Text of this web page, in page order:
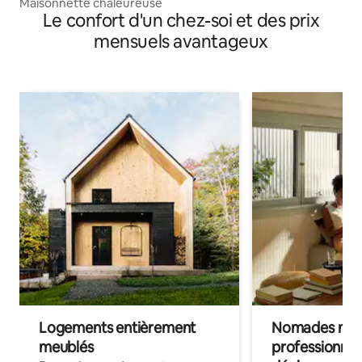
Le confort d'un chez-soi et des prix
mensuels avantageux
Logements entièrement
meublés
Nomades